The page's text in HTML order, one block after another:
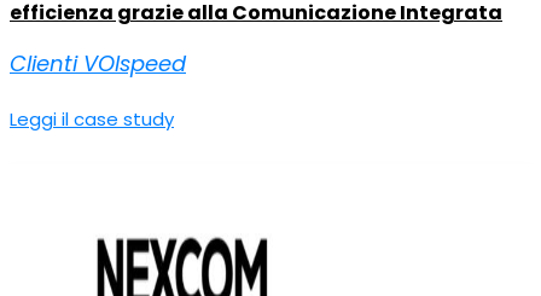
efficienza grazie alla Comunicazione Integrata
Clienti VOIspeed
Leggi il case study